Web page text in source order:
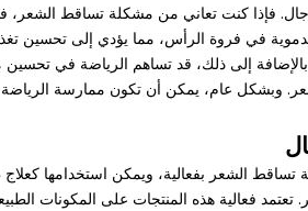
فإذا كنت تعاني من مشكلة تساقط الشعر،
في فروة الرأس، مما يؤدي إلى تحسين
إلى ذلك، قد تساهم الرياضة في
وبشكل عام، يمكن أن تكون ممارسة
الشعر بفعالية، ويمكن استخدامها
فعالية هذه المنتجات على المكونات